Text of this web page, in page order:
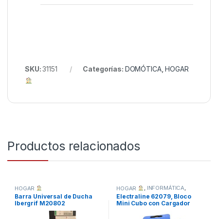
SKU:31151 Categorías: DOMÓTICA, HOGAR
Productos relacionados
HOGAR
Barra Universal de Ducha
Ibergrif M20802
HOGAR , INFORMÁTICA,
TODOS
Electraline 62079, Bloco
Mini Cubo con Cargador